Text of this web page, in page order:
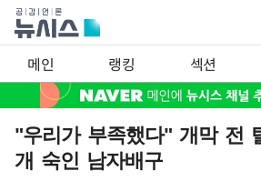
메인 랭킹 섹션
"우리가 부족했다" 개막 전
개 숙인 남자배구